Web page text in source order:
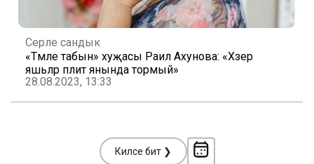
Серле сандык
«Тәмле табын» хуҗасы Раилә Ахунова: «Хәзер
яшьләр плитә янында тормый»
28.08.2023, 13:33
Киләсе бит ❯